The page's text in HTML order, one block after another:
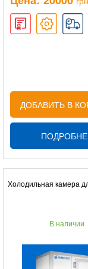
ДОБАВИТЬ В
Холодильная камера
В наличии